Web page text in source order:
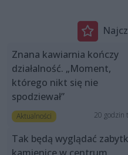
Znana kawiarnia kończy
działalność. „Moment,
którego nikt się nie
spodziewał”
Aktualności 20 godzin
Tak będą wyglądać